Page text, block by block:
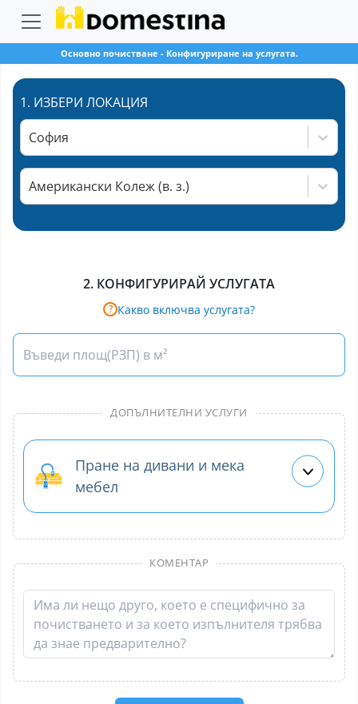
Основно почистване - Конфигуриране на услугата.
1. ИЗБЕРИ ЛОКАЦИЯ
София
Американски Колеж (в. з.)
2. КОНФИГУРИРАЙ УСЛУГАТА
? Какво включва услугата?
ДОПЪЛНИТЕЛНИ УСЛУГИ
Пране на дивани и мека
мебел
КОМЕНТАР